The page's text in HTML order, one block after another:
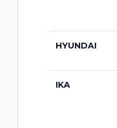
HYUNDAI
IKA